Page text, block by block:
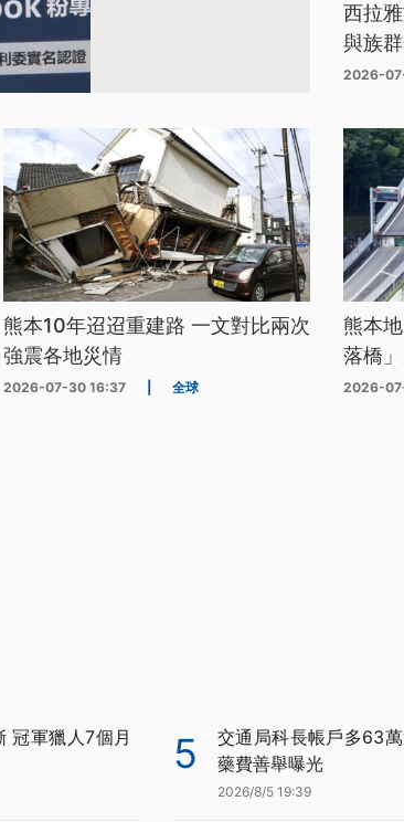
西拉
與族
2026-
熊本10年迢迢重建路 一文對比兩次
強震各地災情
2026-07-30 16:37 全球
熊本
落橋
2026-
冠軍獵人7個月
5
交通局科長帳戶多63
藥費善舉曝光
2026/8/5 19:39